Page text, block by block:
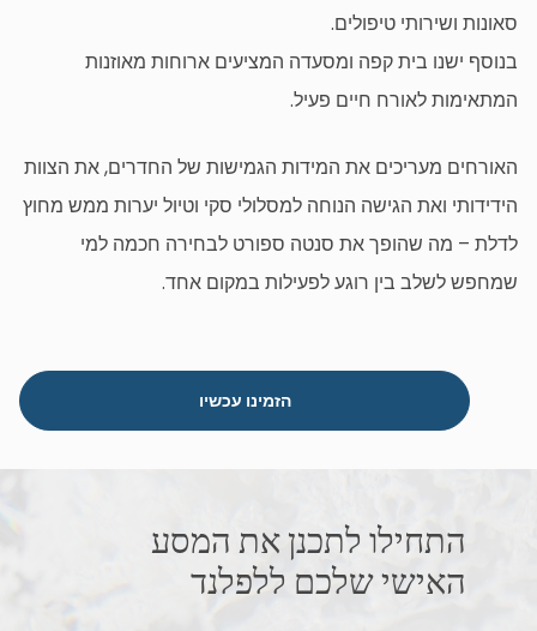
סאונות ושירותי טיפולים.
בנוסף ישנו בית קפה ומסעדה המציעים ארוחות מאוזנות
המתאימות לאורח חיים פעיל.
האורחים מעריכים את המידות הגמישות של החדרים, את הצוות
הידידותי ואת הגישה הנוחה למסלולי סקי וטיול יערות ממש מחוץ
לדלת – מה שהופך את סנטה ספורט לבחירה חכמה למי
שמחפש לשלב בין רוגע לפעילות במקום אחד.
הזמינו עכשיו
התחילו לתכנן את המסע
האישי שלכם ללפלנד